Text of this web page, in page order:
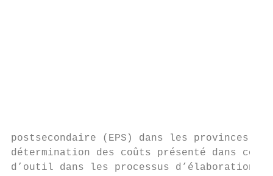
postsecondaire (EPS) dans les provinces
détermination des coûts présenté dans
d’outil dans les processus d’élaboration